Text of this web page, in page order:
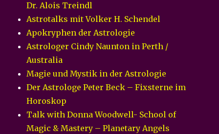
Dr. Alois Treindl
Astrotalks mit Volker H. Schendel
Apokryphen der Astrologie
Astrologer Cindy Naunton in Perth /
Australia
Magie und Mystik in der Astrologie
Der Astrologe Peter Beck – Fixsterne im
Horoskop
Talk with Donna Woodwell- School of
Magic & Mastery – Planetary Angels